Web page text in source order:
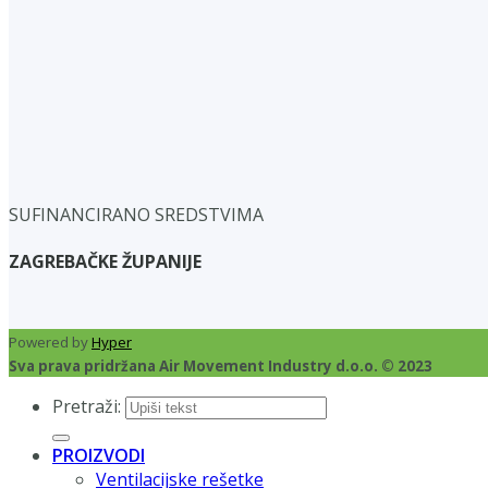
SUFINANCIRANO SREDSTVIMA
ZAGREBAČKE ŽUPANIJE
Powered byHyper
Sva prava pridržana Air Movement Industry d.o.o. © 2023
Pretraži:
PROIZVODI
Ventilacijske rešetke